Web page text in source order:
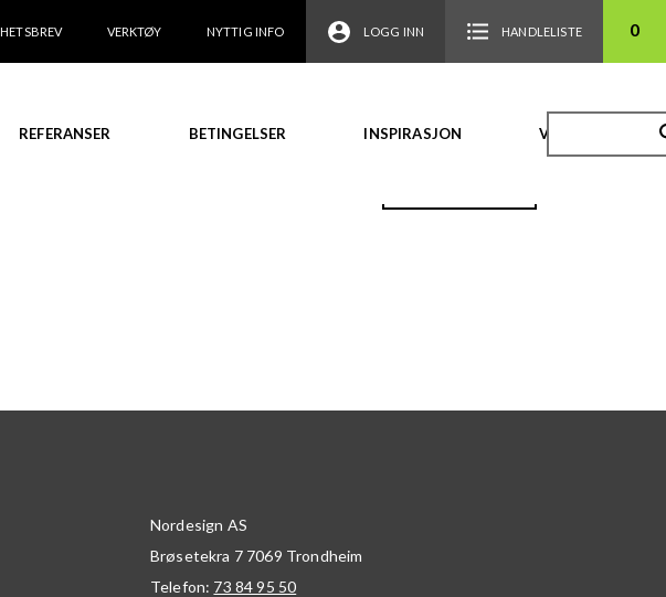
VERKTØY NYTTIG INFO LOGG INN HANDLELISTE 0
REFERANSER BETINGELSER INSPIRASJON VIDEO
Nordesign AS
Brøsetekra 7 7069 Trondheim
Telefon: 73 84 95 50